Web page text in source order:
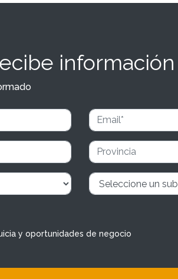
y oportunidades de negocio